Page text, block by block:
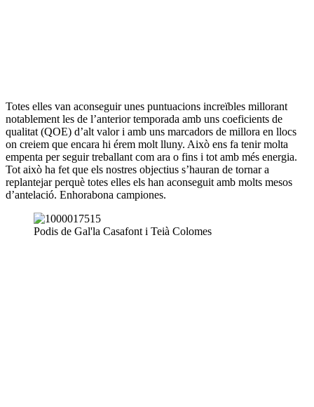
Totes elles van aconseguir unes puntuacions increïbles millorant
notablement les de l’anterior temporada amb uns coeficients de
qualitat (QOE) d’alt valor i amb uns marcadors de millora en llocs
on creiem que encara hi érem molt lluny. Això ens fa tenir molta
empenta per seguir treballant com ara o fins i tot amb més energia.
Tot això ha fet que els nostres objectius s’hauran de tornar a
replantejar perquè totes elles els han aconseguit amb molts mesos
d’antelació. Enhorabona campiones.
Podis de Gal'la Casafont i Teià Colomes